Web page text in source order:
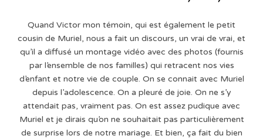
Quand Victor mon témoin, qui est également le petit
cousin de Muriel, nous a fait un discours, un vrai de vrai, et
qu’il a diffusé un montage vidéo avec des photos (fournis
par l’ensemble de nos familles) qui retracent nos vies
d’enfant et notre vie de couple. On se connait avec Muriel
depuis l’adolescence. On a pleuré de joie. On ne s’y
attendait pas, vraiment pas. On est assez pudique avec
Muriel et je dirais qu’on ne souhaitait pas particulièrement
de surprise lors de notre mariage. Et bien, ça fait du bien